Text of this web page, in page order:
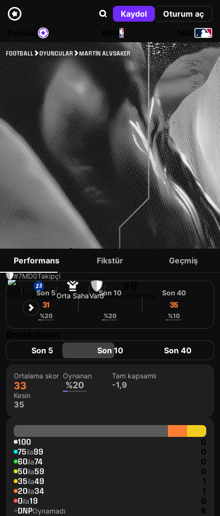
Kaydol
Oturum aç
NBA
FOOTBALL OYUNCULAR MARTIN ALVSAKER
MARTIN ALVSAKER
#7MD0Takipçi
21 yaşındaOrta SahaVardForma numarası
Performans Fikstür Geçmiş
Son 5
31
%20
Son 10
%20
Son 40
35
%10
Son 5 Son 10 Son 40
Ortalama skor
33
Oynanan
%20
Tam kapsamlı
-1,9
Kesin
35
100 0
75ila99 0
60ila74 0
50ila59 0
35ila49 1
20ila34 1
0ila19 0
DNPOynamadı 8